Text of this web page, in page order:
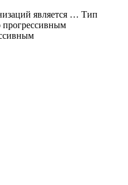
является … Тип